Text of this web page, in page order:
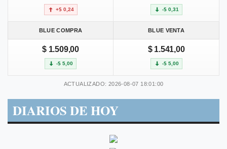
+$ 0,24 -$ 0,31
BLUE COMPRA BLUE VENTA
$ 1.509,00
-$ 5,00
$ 1.541,00
-$ 5,00
ACTUALIZADO: 2026-08-07 18:01:00
DIARIOS DE HOY